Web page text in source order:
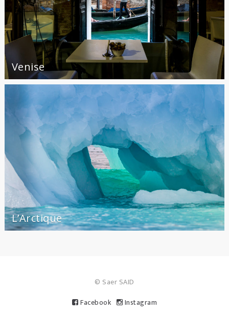
Venise
L’Arctique
© Saer SAID
Facebook
Instagram